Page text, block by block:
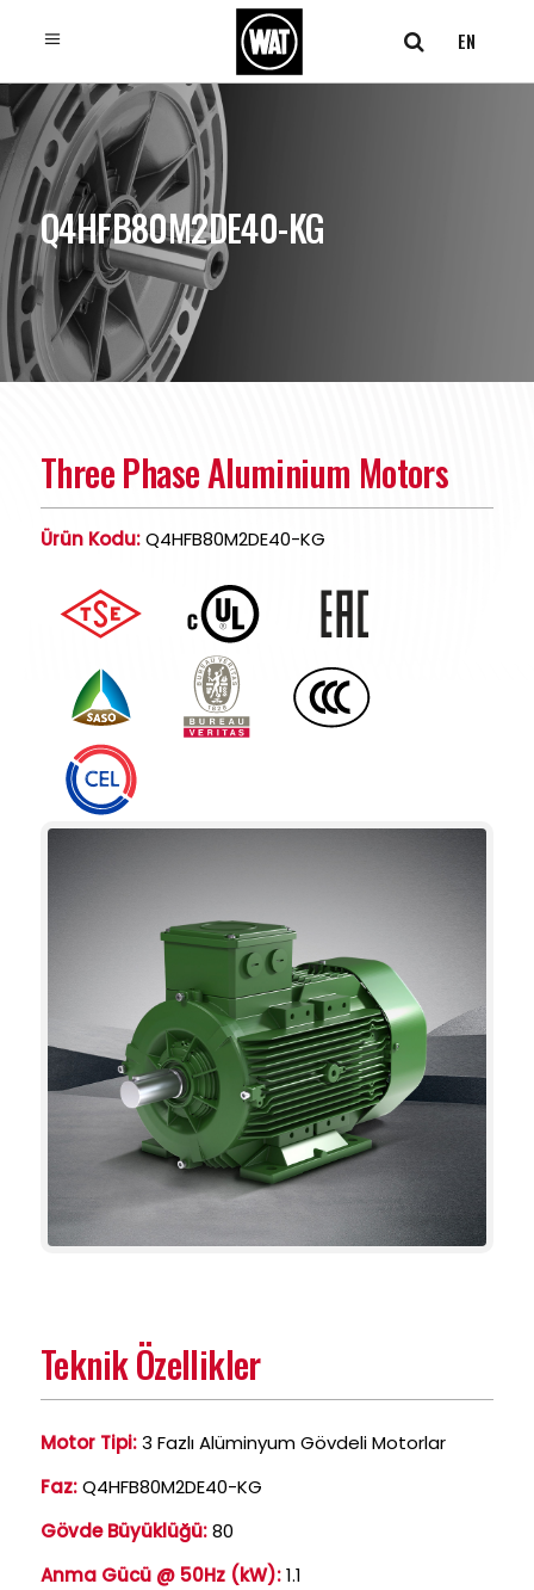
EN
Q4HFB80M2DE40-KG
Three Phase Aluminium Motors
Ürün Kodu:Q4HFB80M2DE40-KG
Teknik Özellikler
Motor Tipi:3 Fazlı Alüminyum Gövdeli Motorlar
Faz:Q4HFB80M2DE40-KG
Gövde Büyüklüğü:80
Anma Gücü @ 50Hz (kW):1.1